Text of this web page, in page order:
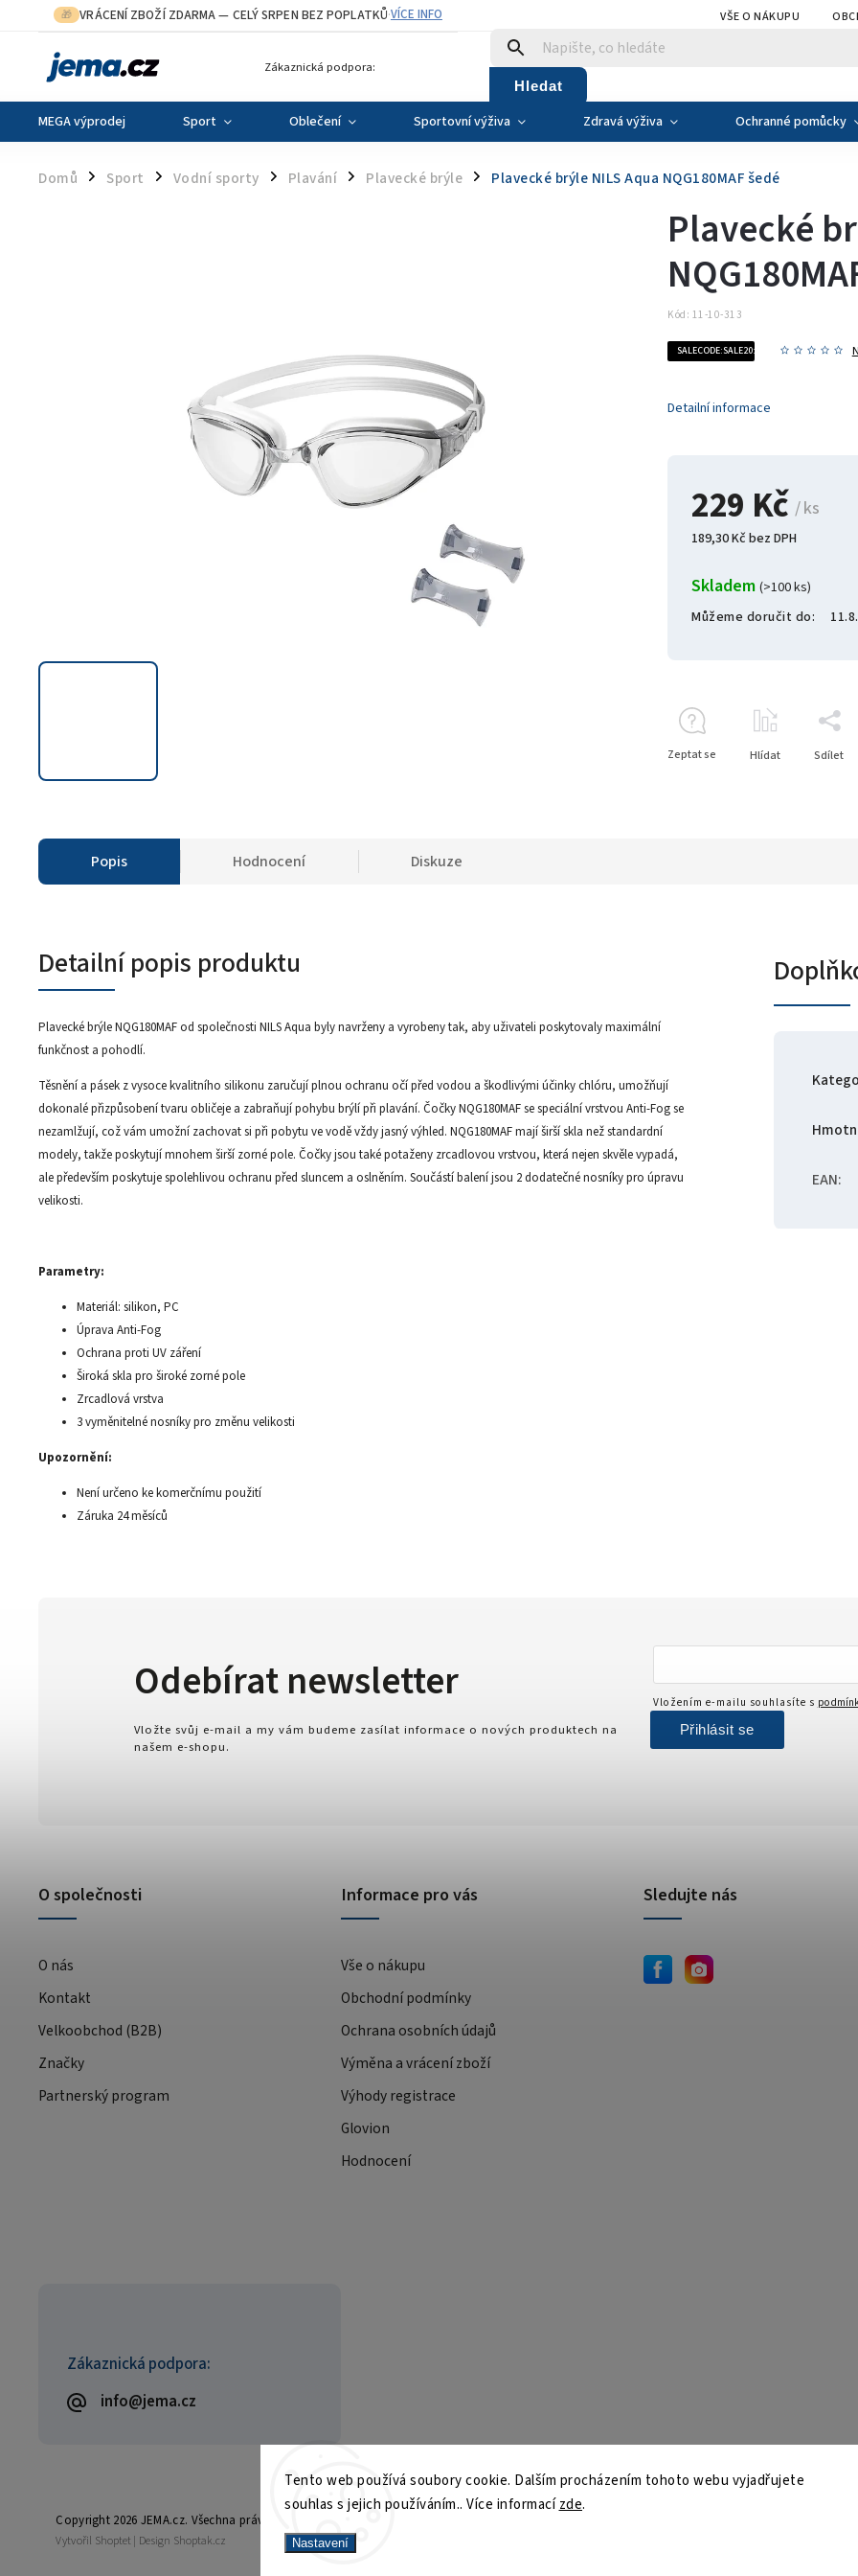
Tento web používá soubory cookie. Dalším procházením tohoto webu vyjadřujete
souhlas s jejich používáním.. Více informacízde.
Nastavení
🎁 VRÁCENÍ ZBOŽÍ ZDARMA— CELÝ SRPEN BEZ POPLATKŮ·VÍCE INFO VŠE O NÁKUPU
Zákaznická podpora:
Hledat
MEGA výprodej Sport Oblečení Sportovní výživa Zdravá výživa Ochranné pomůcky
Domů / Sport / Vodní sporty / Plavání / Plavecké brýle / Plavecké brýle NILS Aqua NQG180MAF šedé
229 Kč / ks
189,30 Kč bez DPH
Skladem (>100 ks)
Můžeme doručit do:
Plavecké
Kód: 11-10-313
SALECODE:SALE20:20:%
Detailní informace
Zeptat se Hlídat Sdílet
Popis Hodnocení Diskuze
Detailní popis produktu
Plavecké brýle NQG180MAF od společnosti NILS Aqua byly navrženy a vyrobeny tak, aby uživateli poskytovaly maximální
funkčnost a pohodlí.
Těsnění a pásek z vysoce kvalitního silikonu zaručují plnou ochranu očí před vodou a škodlivými účinky chlóru, umožňují
dokonalé přizpůsobení tvaru obličeje a zabraňují pohybu brýlí při plavání. Čočky NQG180MAF se speciální vrstvou Anti-Fog se
nezamlžují, což vám umožní zachovat si při pobytu ve vodě vždy jasný výhled. NQG180MAF mají širší skla než standardní
modely, takže poskytují mnohem širší zorné pole. Čočky jsou také potaženy zrcadlovou vrstvou, která nejen skvěle vypadá,
ale především poskytuje spolehlivou ochranu před sluncem a oslněním. Součástí balení jsou 2 dodatečné nosníky pro úpravu
velikosti.
Parametry:
Materiál: silikon, PC
Úprava Anti-Fog
Ochrana proti UV záření
Široká skla pro široké zorné pole
Zrcadlová vrstva
3 vyměnitelné nosníky pro změnu velikosti
Upozornění:
Není určeno ke komerčnímu použití
Záruka 24 měsíců
EAN:
Zákaznická podpora:
info@jema.cz
O společnosti
O nás
Kontakt
Velkoobchod (B2B)
Značky
Partnerský program
Informace pro vás
Vše o nákupu
Obchodní podmínky
Ochrana osobních údajů
Výměna a vrácení zboží
Výhody registrace
Glovion
Hodnocení
Odebírat newsletter
Vložte svůj e-mail a my vám budeme zasílat informace o nových produktech na
našem e-shopu.
Vložením e-mailu souhlasíte s
Přihlásit se
Sledujte nás
Copyright 2026 JEMA.cz. Všechna práva vyhrazena.
Vytvořil Shoptet | Design Shoptak.cz